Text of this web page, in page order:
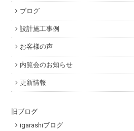
ブログ
設計施工事例
お客様の声
内覧会のお知らせ
更新情報
旧ブログ
igarashiブログ